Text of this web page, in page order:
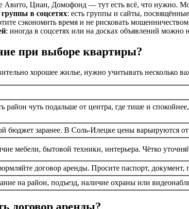
Авито, Циан, Домофонд — тут есть всё, что нужно.
в соцсетях: есть группы и сайты,
сэкономить время и не рисковать
: иногда в соцсетях или на досках объявлений
при выборе квартиры?
хорошее жилье, нужно учитывать
район чуть подальше от центра, где тише и
бюджет заранее. В Соль-Илецке цены варьируются
мебели, бытовой техники, интерьера. Чётко
договор аренды. Просите паспорт,
на район, подъезд, наличие охраны или
договор аренды?